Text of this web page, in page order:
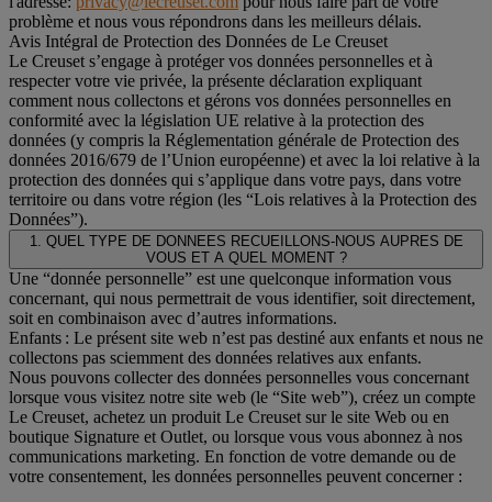
problème et nous vous répondrons dans les meilleurs délais.
Avis Intégral de Protection des Données de Le Creuset
Le Creuset s’engage à protéger vos données personnelles et à
respecter votre vie privée, la présente déclaration expliquant
comment nous collectons et gérons vos données personnelles en
conformité avec la législation UE relative à la protection des
données (y compris la Réglementation générale de Protection des
données 2016/679 de l’Union européenne) et avec la loi relative à la
protection des données qui s’applique dans votre pays, dans votre
territoire ou dans votre région (les “Lois relatives à la Protection des
Données”).
1. QUEL TYPE DE DONNEES RECUEILLONS-NOUS AUPRES DE
VOUS ET A QUEL MOMENT ?
Une “donnée personnelle” est une quelconque information vous
concernant, qui nous permettrait de vous identifier, soit directement,
soit en combinaison avec d’autres informations.
Enfants : Le présent site web n’est pas destiné aux enfants et nous ne
collectons pas sciemment des données relatives aux enfants.
Nous pouvons collecter des données personnelles vous concernant
lorsque vous visitez notre site web (le “Site web”), créez un compte
Le Creuset, achetez un produit Le Creuset sur le site Web ou en
boutique Signature et Outlet, ou lorsque vous vous abonnez à nos
communications marketing. En fonction de votre demande ou de
votre consentement, les données personnelles peuvent concerner :